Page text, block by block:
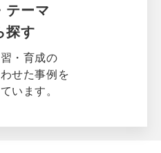
テーマ
探す
・育成の
せた事例を
います。